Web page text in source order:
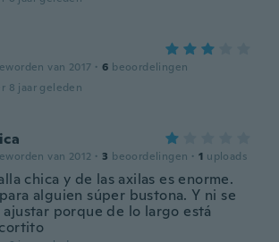
van 2017 · 6 beoordelingen
8 jaar geleden
van 2012 · 3 beoordelingen · 1 uploads
chica y de las axilas es enorme.
alguien súper bustona. Y ni se
porque de lo largo está